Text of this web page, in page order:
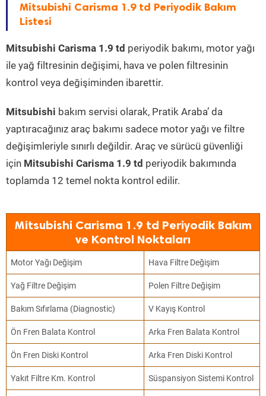
Mitsubishi Carisma 1.9 td Periyodik Bakım
Listesi
Mitsubishi Carisma 1.9 td periyodik bakımı, motor yağı
ile yağ filtresinin değişimi, hava ve polen filtresinin
kontrol veya değişiminden ibarettir.
Mitsubishi bakım servisi olarak, Pratik Araba’ da
yaptıracağınız araç bakımı sadece motor yağı ve filtre
değişimleriyle sınırlı değildir. Araç ve sürücü güvenliği
için Mitsubishi Carisma 1.9 td periyodik bakımında
toplamda 12 temel nokta kontrol edilir.
Mitsubishi Carisma 1.9 td Periyodik Bakım
ve Kontrol Noktaları
Motor Yağı Değişim Hava Filtre Değişim
Yağ Filtre Değişim Polen Filtre Değişim
Bakım Sıfırlama (Diagnostic) V Kayış Kontrol
Ön Fren Balata Kontrol Arka Fren Balata Kontrol
Ön Fren Diski Kontrol Arka Fren Diski Kontrol
Yakıt Filtre Km. Kontrol Süspansiyon Sistemi Kontrol